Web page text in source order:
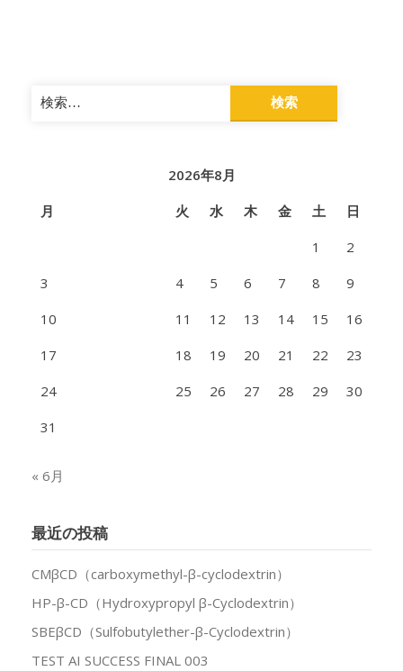
検
索:
2026年8月
月
火 水 木 金 土
日
1
2
3
4 5 6 7 8
9
10
11 12 13 14 15
16
17
18 19 20 21 22
23
24
25 26 27 28 29
30
31
« 6月
最近の投稿
CMβCD（carboxymethyl-β-cyclodextrin）
HP-β-CD（Hydroxypropyl β-Cyclodextrin）
SBEβCD（Sulfobutylether-β-Cyclodextrin）
TEST AI SUCCESS FINAL 003